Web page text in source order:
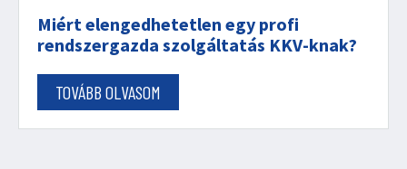
Miért elengedhetetlen egy profi
rendszergazda szolgáltatás KKV-knak?
TOVÁBB OLVASOM